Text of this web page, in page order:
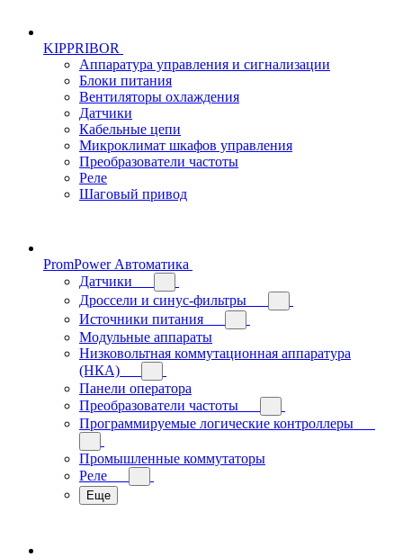
KIPPRIBOR
Аппаратура управления и сигнализации
Блоки питания
Вентиляторы охлаждения
Датчики
Кабельные цепи
Микроклимат шкафов управления
Преобразователи частоты
Реле
Шаговый привод
PromPower Автоматика
Датчики
Дроссели и синус-фильтры
Источники питания
Модульные аппараты
Низковольтная коммутационная аппаратура
(НКА)
Панели оператора
Преобразователи частоты
Программируемые логические контроллеры
Промышленные коммутаторы
Реле
Еще